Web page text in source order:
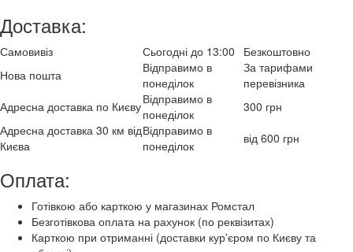
Доставка:
Самовивіз Сьогодні до 13:00
Безкоштовно
Нова пошта
Відправимо в
понеділок
За тарифами
перевізника
Адресна доставка по КиєвуВідправимо в
понеділок
300 грн
Адресна доставка 30 км від
Києва
Відправимо в
понеділок
від 600 грн
Оплата:
Готівкою або карткою у магазинах Ромстал
Безготівкова оплата на рахунок (по реквізитах)
Карткою при отриманні (доставки курʼєром по Києву та